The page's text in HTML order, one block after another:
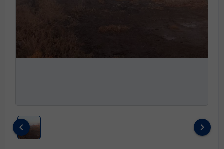
keyboard_arrow_left keyboard_arrow_right